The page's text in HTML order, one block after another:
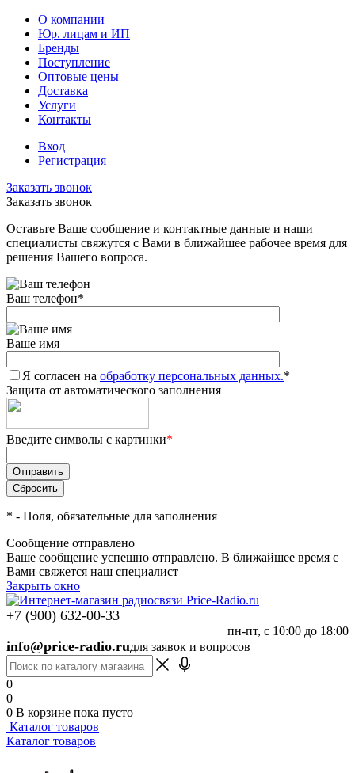
О компании
Юр. лицам и ИП
Бренды
Поступление
Оптовые цены
Доставка
Услуги
Контакты
Вход
Регистрация
Заказать звонок
Заказать звонок
Оставьте Ваше сообщение и контактные данные и наши
специалисты свяжутся с Вами в ближайшее рабочее время для
решения Вашего вопроса.
Ваш телефон*
Ваше имя
Я согласен на обработку персональных данных.*
Защита от автоматического заполнения
Введите символы с картинки*
* - Поля, обязательные для заполнения
Сообщение отправлено
Ваше сообщение успешно отправлено. В ближайшее время с
Вами свяжется наш специалист
Закрыть окно
+7 (900) 632-00-33
пн-пт, с 10:00 до 18:00
info@price-radio.ruдля заявок и вопросов
0
0
0 В корзине пока пусто
Каталог товаров
Каталог товаров